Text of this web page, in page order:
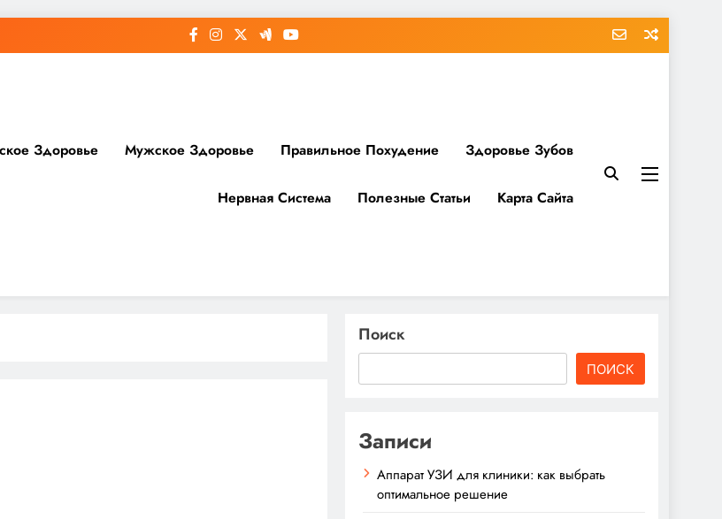
Здоровье Мужское Здоровье Правильное Похудение Здоровье Зубов
Нервная Система Полезные Статьи Карта Сайта
Поиск
ПОИСК
Записи
Аппарат УЗИ для клиники: как выбрать
оптимальное решение